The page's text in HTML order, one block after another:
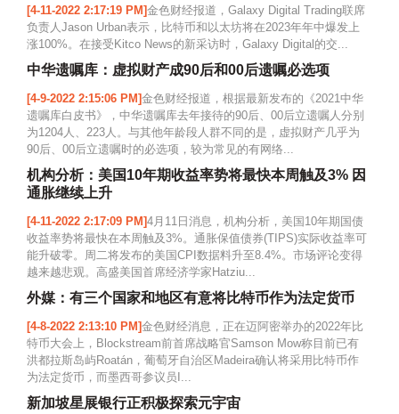
[4-11-2022 2:17:19 PM]金色财经报道，Galaxy Digital Trading联席
负责人Jason Urban表示，比特币和以太坊将在2023年年中爆发上
涨100%。在接受Kitco News的新采访时，Galaxy Digital的交...
中华遗嘱库：虚拟财产成90后和00后遗嘱必选项
[4-9-2022 2:15:06 PM]金色财经报道，根据最新发布的《2021中华
遗嘱库白皮书》，中华遗嘱库去年接待的90后、00后立遗嘱人分别
为1204人、223人。与其他年龄段人群不同的是，虚拟财产几乎为
90后、00后立遗嘱时的必选项，较为常见的有网络...
机构分析：美国10年期收益率势将最快本周触及3% 因
通胀继续上升
[4-11-2022 2:17:09 PM]4月11日消息，机构分析，美国10年期国债
收益率势将最快在本周触及3%。通胀保值债券(TIPS)实际收益率可
能升破零。周二将发布的美国CPI数据料升至8.4%。市场评论变得
越来越悲观。高盛美国首席经济学家Hatziu...
外媒：有三个国家和地区有意将比特币作为法定货币
[4-8-2022 2:13:10 PM]金色财经消息，正在迈阿密举办的2022年比
特币大会上，Blockstream前首席战略官Samson Mow称目前已有
洪都拉斯岛屿Roatán，葡萄牙自治区Madeira确认将采用比特币作
为法定货币，而墨西哥参议员I...
新加坡星展银行正积极探索元宇宙